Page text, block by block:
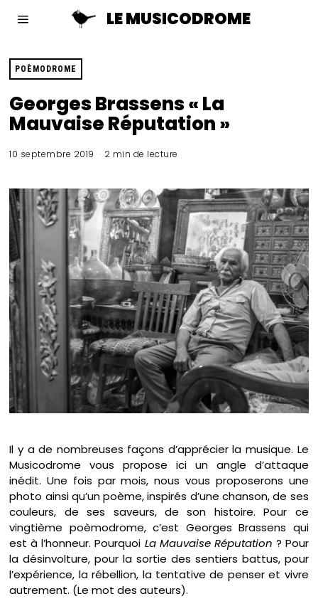
LE MUSICODROME
POÈMODROME
Georges Brassens « La
Mauvaise Réputation »
10 septembre 2019 2 min de lecture
Il y a de nombreuses façons d’apprécier la musique. Le
Musicodrome vous propose ici un angle d’attaque
inédit. Une fois par mois, nous vous proposerons une
photo ainsi qu’un poème, inspirés d’une chanson, de ses
couleurs, de ses saveurs, de son histoire. Pour ce
vingtième poèmodrome, c’est Georges Brassens qui
est à l’honneur. Pourquoi La Mauvaise Réputation ? Pour
la désinvolture, pour la sortie des sentiers battus, pour
l’expérience, la rébellion, la tentative de penser et vivre
autrement. (Le mot des auteurs).